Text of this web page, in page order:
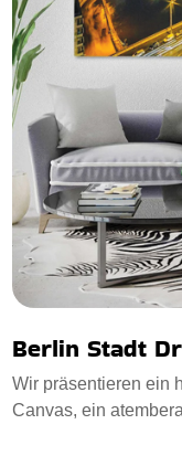
Berlin Stadt
Wir präsentieren ein
Canvas, ein